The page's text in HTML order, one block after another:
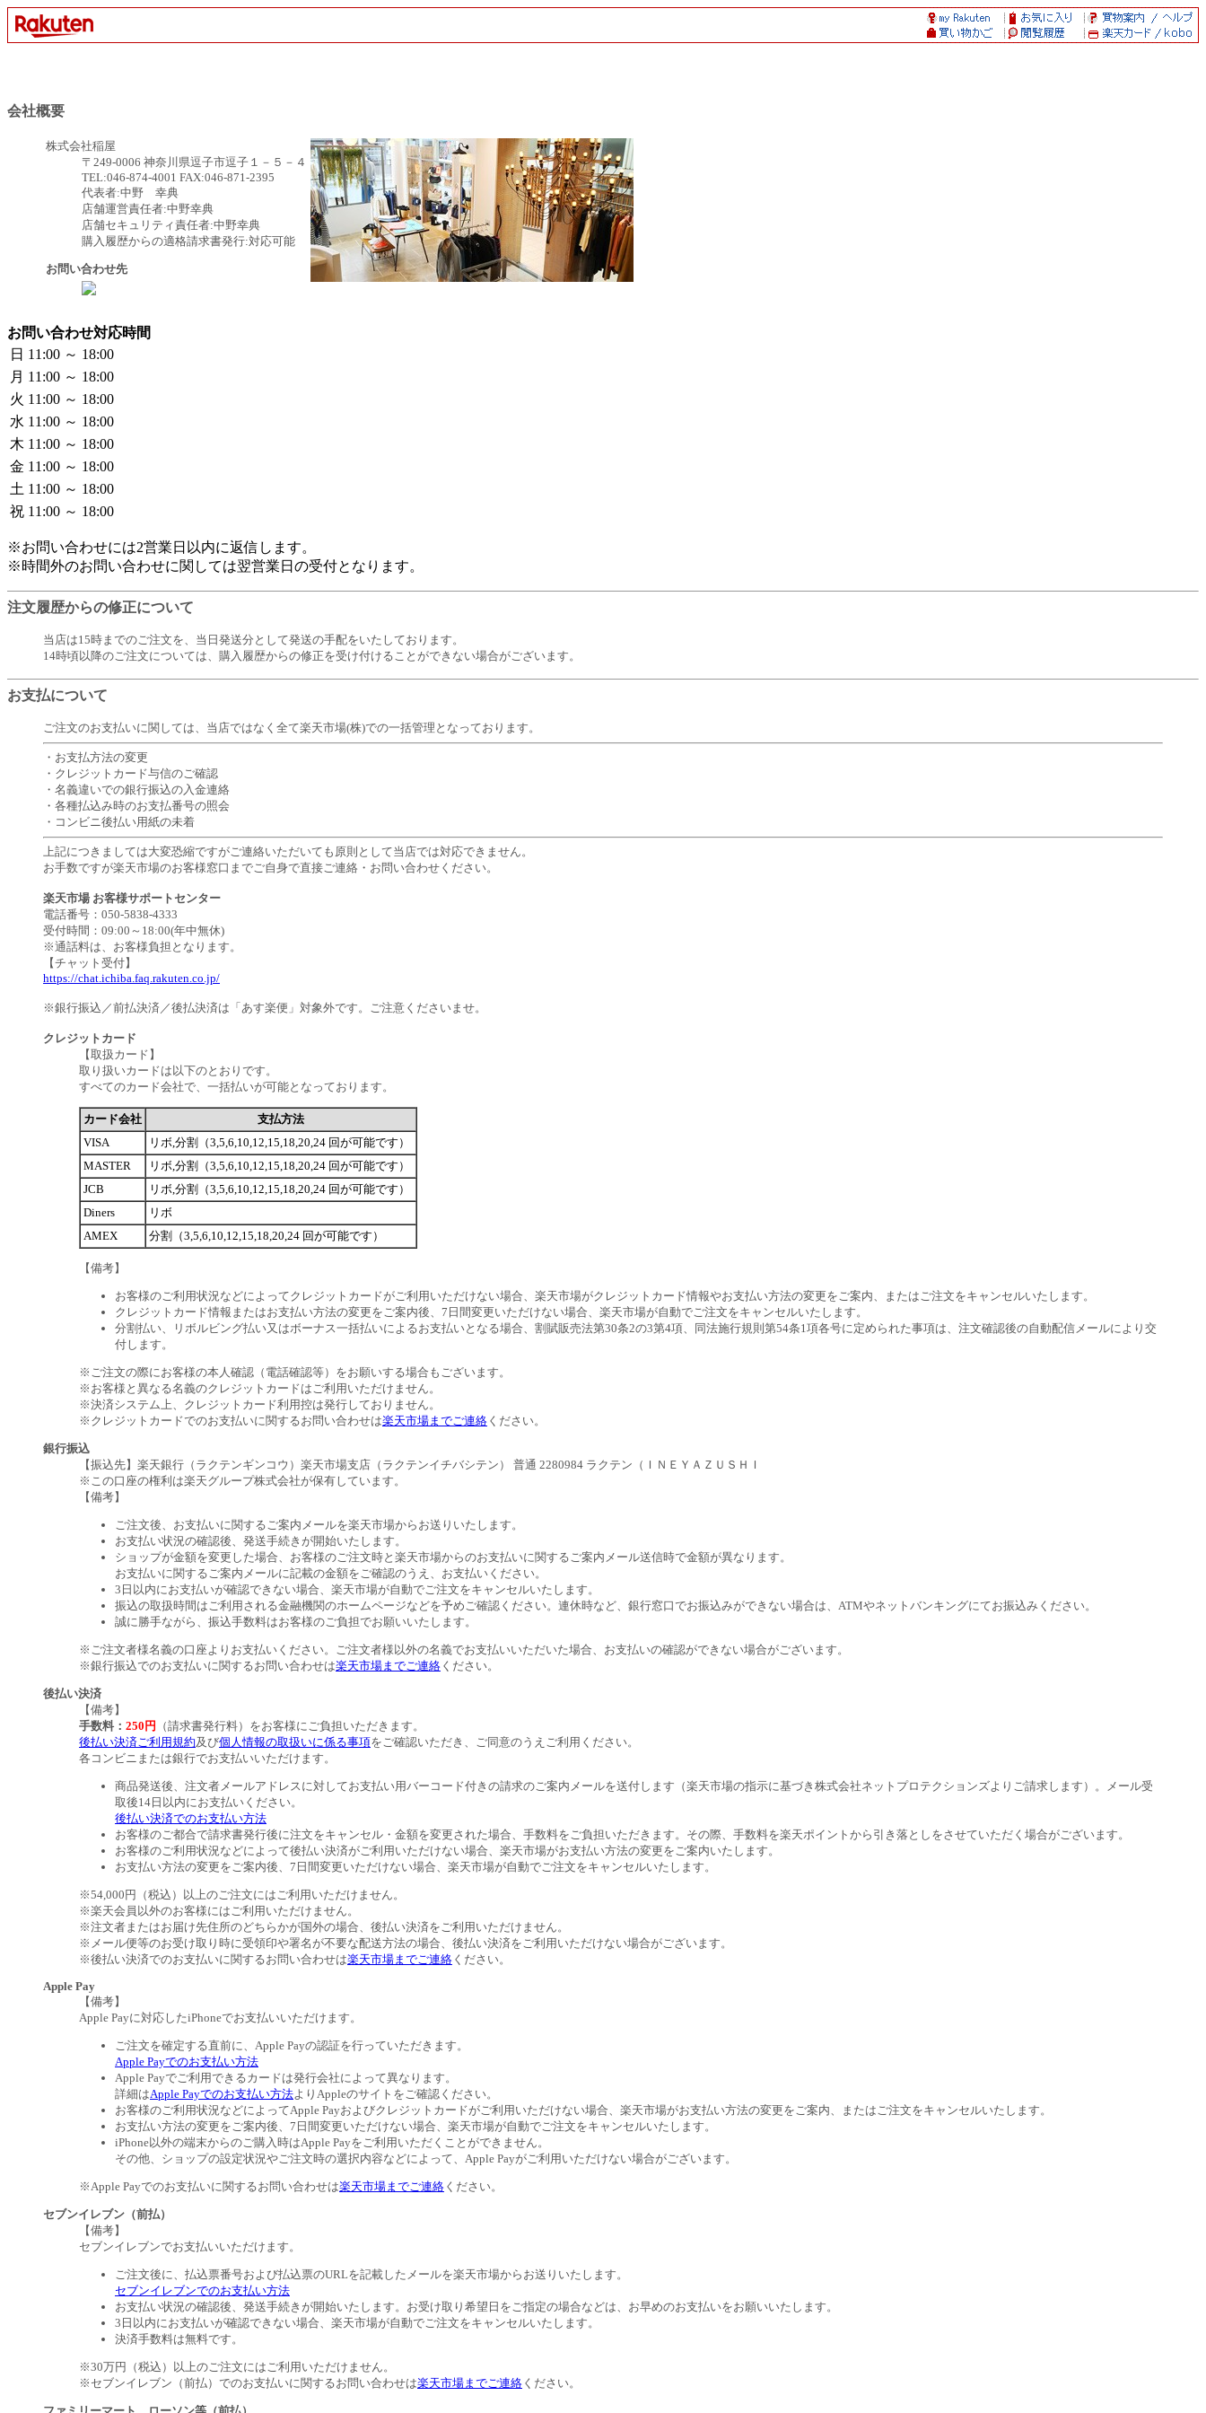
会社概要
株式会社稲屋
〒249-0006 神奈川県逗子市逗子１－５－４
TEL:046-874-4001 FAX:046-871-2395
代表者:中野 幸典
店舗運営責任者:中野幸典
店舗セキュリティ責任者:中野幸典
購入履歴からの適格請求書発行:対応可能
お問い合わせ先
お問い合わせ対応時間
日 11:00 ～ 18:00
月 11:00 ～ 18:00
火 11:00 ～ 18:00
水 11:00 ～ 18:00
木 11:00 ～ 18:00
金 11:00 ～ 18:00
土 11:00 ～ 18:00
祝 11:00 ～ 18:00
※お問い合わせには2営業日以内に返信します。
※時間外のお問い合わせに関しては翌営業日の受付となります。
注文履歴からの修正について
当店は15時までのご注文を、当日発送分として発送の手配をいたしております。
14時頃以降のご注文については、購入履歴からの修正を受け付けることができない場合がございます。
お支払について
ご注文のお支払いに関しては、当店ではなく全て楽天市場(株)での一括管理となっております。
・お支払方法の変更
・クレジットカード与信のご確認
・名義違いでの銀行振込の入金連絡
・各種払込み時のお支払番号の照会
・コンビニ後払い用紙の未着
上記につきましては大変恐縮ですがご連絡いただいても原則として当店では対応できません。
お手数ですが楽天市場のお客様窓口までご自身で直接ご連絡・お問い合わせください。
楽天市場 お客様サポートセンター
電話番号：050-5838-4333
受付時間：09:00～18:00(年中無休)
※通話料は、お客様負担となります。
【チャット受付】
https://chat.ichiba.faq.rakuten.co.jp/
※銀行振込／前払決済／後払決済は「あす楽便」対象外です。ご注意くださいませ。
クレジットカード
【取扱カード】
取り扱いカードは以下のとおりです。
すべてのカード会社で、一括払いが可能となっております。
カード会社
支払方法
VISA
リボ,分割（3,5,6,10,12,15,18,20,24 回が可能です）
MASTER
リボ,分割（3,5,6,10,12,15,18,20,24 回が可能です）
JCB
リボ,分割（3,5,6,10,12,15,18,20,24 回が可能です）
Diners
リボ
AMEX
分割（3,5,6,10,12,15,18,20,24 回が可能です）
【備考】
お客様のご利用状況などによってクレジットカードがご利用いただけない場合、楽天市場がクレジットカード情報やお支払い方法の変更をご案内、またはご注文をキャンセルいたします。
クレジットカード情報またはお支払い方法の変更をご案内後、7日間変更いただけない場合、楽天市場が自動でご注文をキャンセルいたします。
分割払い、リボルビング払い又はボーナス一括払いによるお支払いとなる場合、割賦販売法第30条2の3第4項、同法施行規則第54条1項各号に定められた事項は、注文確認後の自動配信メールにより交
付します。
※ご注文の際にお客様の本人確認（電話確認等）をお願いする場合もございます。
※お客様と異なる名義のクレジットカードはご利用いただけません。
※決済システム上、クレジットカード利用控は発行しておりません。
※クレジットカードでのお支払いに関するお問い合わせは楽天市場までご連絡 ください。
銀行振込
【振込先】楽天銀行（ラクテンギンコウ）楽天市場支店（ラクテンイチバシテン） 普通 2280984 ラクテン（ＩＮＥＹＡＺＵＳＨＩ
※この口座の権利は楽天グループ株式会社が保有しています。
【備考】
ご注文後、お支払いに関するご案内メールを楽天市場からお送りいたします。
お支払い状況の確認後、発送手続きが開始いたします。
ショップが金額を変更した場合、お客様のご注文時と楽天市場からのお支払いに関するご案内メール送信時で金額が異なります。
お支払いに関するご案内メールに記載の金額をご確認のうえ、お支払いください。
3日以内にお支払いが確認できない場合、楽天市場が自動でご注文をキャンセルいたします。
振込の取扱時間はご利用される金融機関のホームページなどを予めご確認ください。連休時など、銀行窓口でお振込みができない場合は、ATMやネットバンキングにてお振込みください。
誠に勝手ながら、振込手数料はお客様のご負担でお願いいたします。
※ご注文者様名義の口座よりお支払いください。ご注文者様以外の名義でお支払いいただいた場合、お支払いの確認ができない場合がございます。
※銀行振込でのお支払いに関するお問い合わせは楽天市場までご連絡 ください。
後払い決済
【備考】
手数料： 250円
（請求書発行料）をお客様にご負担いただきます。
後払い決済ご利用規約及び個人情報の取扱いに係る事項をご確認いただき、ご同意のうえご利用ください。
各コンビニまたは銀行でお支払いいただけます。
商品発送後、注文者メールアドレスに対してお支払い用バーコード付きの請求のご案内メールを送付します（楽天市場の指示に基づき株式会社ネットプロテクションズよりご請求します）。メール受
取後14日以内にお支払いください。
後払い決済でのお支払い方法
お客様のご都合で請求書発行後に注文をキャンセル・金額を変更された場合、手数料をご負担いただきます。その際、手数料を楽天ポイントから引き落としをさせていただく場合がございます。
お客様のご利用状況などによって後払い決済がご利用いただけない場合、楽天市場がお支払い方法の変更をご案内いたします。
お支払い方法の変更をご案内後、7日間変更いただけない場合、楽天市場が自動でご注文をキャンセルいたします。
※54,000円（税込）以上のご注文にはご利用いただけません。
※楽天会員以外のお客様にはご利用いただけません。
※注文者またはお届け先住所のどちらかが国外の場合、後払い決済をご利用いただけません。
※メール便等のお受け取り時に受領印や署名が不要な配送方法の場合、後払い決済をご利用いただけない場合がございます。
※後払い決済でのお支払いに関するお問い合わせは楽天市場までご連絡 ください。
Apple Pay
【備考】
Apple Payに対応したiPhoneでお支払いいただけます。
ご注文を確定する直前に、Apple Payの認証を行っていただきます。
Apple Payでのお支払い方法
Apple Payでご利用できるカードは発行会社によって異なります。
詳細はApple Payでのお支払い方法よりAppleのサイトをご確認ください。
お客様のご利用状況などによってApple Payおよびクレジットカードがご利用いただけない場合、楽天市場がお支払い方法の変更をご案内、またはご注文をキャンセルいたします。
お支払い方法の変更をご案内後、7日間変更いただけない場合、楽天市場が自動でご注文をキャンセルいたします。
iPhone以外の端末からのご購入時はApple Payをご利用いただくことができません。
その他、ショップの設定状況やご注文時の選択内容などによって、Apple Payがご利用いただけない場合がございます。
※Apple Payでのお支払いに関するお問い合わせは楽天市場までご連絡 ください。
セブンイレブン（前払）
【備考】
セブンイレブンでお支払いいただけます。
ご注文後に、払込票番号および払込票のURLを記載したメールを楽天市場からお送りいたします。
セブンイレブンでのお支払い方法
お支払い状況の確認後、発送手続きが開始いたします。お受け取り希望日をご指定の場合などは、お早めのお支払いをお願いいたします。
3日以内にお支払いが確認できない場合、楽天市場が自動でご注文をキャンセルいたします。
決済手数料は無料です。
※30万円（税込）以上のご注文にはご利用いただけません。
※セブンイレブン（前払）でのお支払いに関するお問い合わせは楽天市場までご連絡 ください。